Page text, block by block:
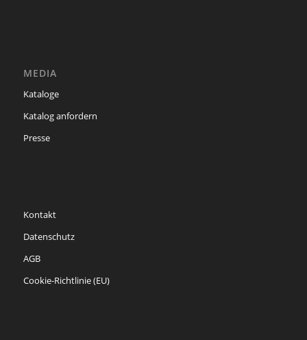
MEDIA
Kataloge
Katalog anfordern
Presse
Kontakt
Datenschutz
AGB
Cookie-Richtlinie (EU)